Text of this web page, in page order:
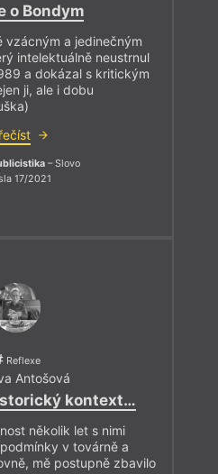
o Bondym
vzácným a jedinečným
intelektuálně neustrnul
a dokázal s kritickým
ji, ale i dobu
– Slovo
17/2021
Reflexe
Antošová
kontext…
několik let s nimi
v továrně a
mě postupně zbavilo